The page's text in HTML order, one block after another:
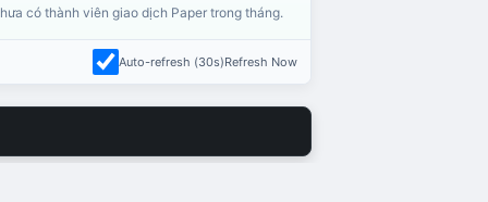
có thành viên giao dịch Paper trong tháng.
Auto-refresh (30s)Refresh Now